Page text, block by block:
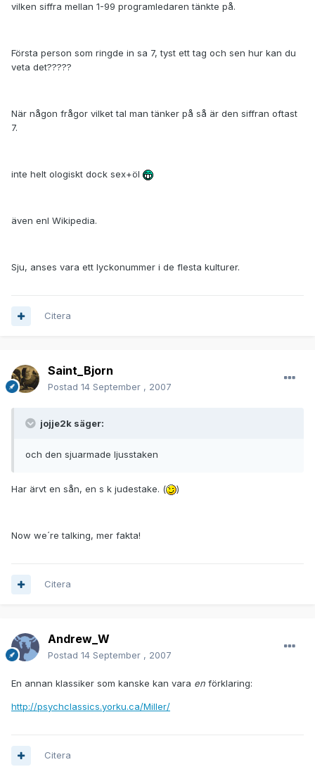
vilken siffra mellan 1-99 programledaren tänkte på.
Första person som ringde in sa 7, tyst ett tag och sen hur kan du
veta det?????
När någon frågor vilket tal man tänker på så är den siffran oftast
7.
inte helt ologiskt dock sex+öl
även enl Wikipedia.
Sju, anses vara ett lyckonummer i de flesta kulturer.
Citera
Saint_Bjorn
Postad 14 September , 2007
jojje2k säger:
och den sjuarmade ljusstaken
Har ärvt en sån, en s k judestake. ( )
Now we´re talking, mer fakta!
Citera
Andrew_W
Postad 14 September , 2007
En annan klassiker som kanske kan vara en förklaring:
http://psychclassics.yorku.ca/Miller/
Citera